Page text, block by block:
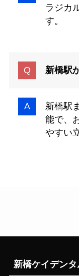
ラジカ
す。
新橋駅
新橋駅
能で、
やすい
新橋ケイデン